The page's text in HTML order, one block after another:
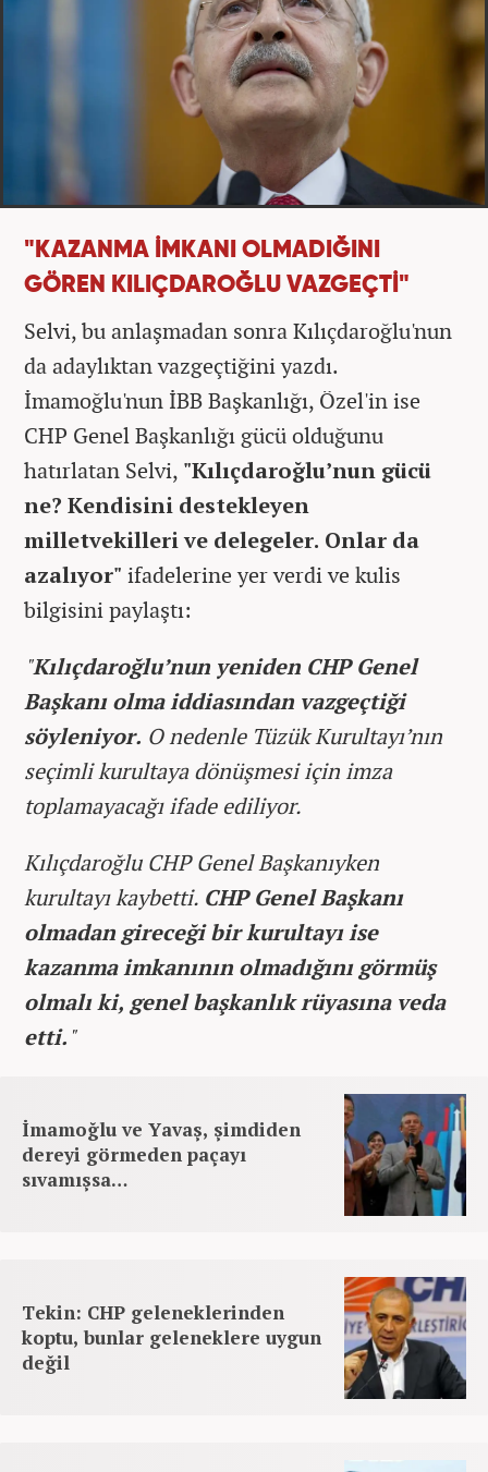
"KAZANMA İMKANI OLMADIĞINI
GÖREN KILIÇDAROĞLU VAZGEÇTİ"
Selvi, bu anlaşmadan sonra Kılıçdaroğlu'nun
da adaylıktan vazgeçtiğini yazdı.
İmamoğlu'nun İBB Başkanlığı, Özel'in ise
CHP Genel Başkanlığı gücü olduğunu
hatırlatan Selvi, "Kılıçdaroğlu’nun gücü
ne? Kendisini destekleyen
milletvekilleri ve delegeler. Onlar da
azalıyor" ifadelerine yer verdi ve kulis
bilgisini paylaştı:
"Kılıçdaroğlu’nun yeniden CHP Genel
Başkanı olma iddiasından vazgeçtiği
söyleniyor. O nedenle Tüzük Kurultayı’nın
seçimli kurultaya dönüşmesi için imza
toplamayacağı ifade ediliyor.
Kılıçdaroğlu CHP Genel Başkanıyken
kurultayı kaybetti. CHP Genel Başkanı
olmadan gireceği bir kurultayı ise
kazanma imkanının olmadığını görmüş
olmalı ki, genel başkanlık rüyasına veda
etti. "
İmamoğlu ve Yavaş, şimdiden
dereyi görmeden paçayı
sıvamışsa…
Tekin: CHP geleneklerinden
koptu, bunlar geleneklere uygun
değil